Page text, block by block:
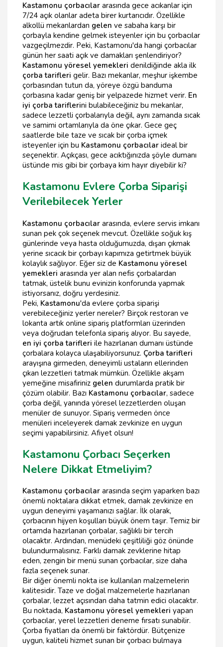
Kastamonu çorbacılar arasında gece acıkanlar için
7/24 açık olanlar adeta birer kurtarıcıdır. Özellikle
alkollü mekanlardan gelen ve sabaha karşı bir
çorbayla kendine gelmek isteyenler için bu çorbacılar
vazgeçilmezdir. Peki, Kastamonu'da hangi çorbacılar
günün her saati açık ve damakları şenlendiriyor?
Kastamonu yöresel yemekleri denildiğinde akla ilk
çorba tarifleri gelir. Bazı mekanlar, meşhur işkembe
çorbasından tutun da, yöreye özgü banduma
çorbasına kadar geniş bir yelpazede hizmet verir. En
iyi çorba tariflerini bulabileceğiniz bu mekanlar,
sadece lezzetli çorbalarıyla değil, aynı zamanda sıcak
ve samimi ortamlarıyla da öne çıkar. Gece geç
saatlerde bile taze ve sıcak bir çorba içmek
isteyenler için bu Kastamonu çorbacılar ideal bir
seçenektir. Açıkçası, gece acıktığınızda şöyle dumanı
üstünde mis gibi bir çorbaya kim hayır diyebilir ki?
Kastamonu Evlere Çorba Siparişi
Verilebilecek Yerler
Kastamonu çorbacılar arasında, evlere servis imkanı
sunan pek çok seçenek mevcut. Özellikle soğuk kış
günlerinde veya hasta olduğumuzda, dışarı çıkmak
yerine sıcacık bir çorbayı kapımıza getirtmek büyük
kolaylık sağlıyor. Eğer siz de Kastamonu yöresel
yemekleri arasında yer alan nefis çorbalardan
tatmak, üstelik bunu evinizin konforunda yapmak
istiyorsanız, doğru yerdesiniz.
Peki, Kastamonu'da evlere çorba siparişi
verebileceğiniz yerler nereler? Birçok restoran ve
lokanta artık online sipariş platformları üzerinden
veya doğrudan telefonla sipariş alıyor. Bu sayede,
en iyi çorba tarifleri ile hazırlanan dumanı üstünde
çorbalara kolayca ulaşabiliyorsunuz. Çorba tarifleri
arayışına girmeden, deneyimli ustaların ellerinden
çıkan lezzetleri tatmak mümkün. Özellikle akşam
yemeğine misafiriniz gelen durumlarda pratik bir
çözüm olabilir. Bazı Kastamonu çorbacılar, sadece
çorba değil, yanında yöresel lezzetlerden oluşan
menüler de sunuyor. Sipariş vermeden önce
menüleri inceleyerek damak zevkinize en uygun
seçimi yapabilirsiniz. Afiyet olsun!
Kastamonu Çorbacı Seçerken
Nelere Dikkat Etmeliyim?
Kastamonu çorbacılar arasında seçim yaparken bazı
önemli noktalara dikkat etmek, damak zevkinize en
uygun deneyimi yaşamanızı sağlar. İlk olarak,
çorbacının hijyen koşulları büyük önem taşır. Temiz bir
ortamda hazırlanan çorbalar, sağlıklı bir tercih
olacaktır. Ardından, menüdeki çeşitliliği göz önünde
bulundurmalısınız. Farklı damak zevklerine hitap
eden, zengin bir menü sunan çorbacılar, size daha
fazla seçenek sunar.
Bir diğer önemli nokta ise kullanılan malzemelerin
kalitesidir. Taze ve doğal malzemelerle hazırlanan
çorbalar, lezzet açısından daha tatmin edici olacaktır.
Bu noktada, Kastamonu yöresel yemekleri yapan
çorbacılar, yerel lezzetleri deneme fırsatı sunabilir.
Çorba fiyatları da önemli bir faktördür. Bütçenize
uygun, kaliteli hizmet sunan bir çorbacı bulmaya